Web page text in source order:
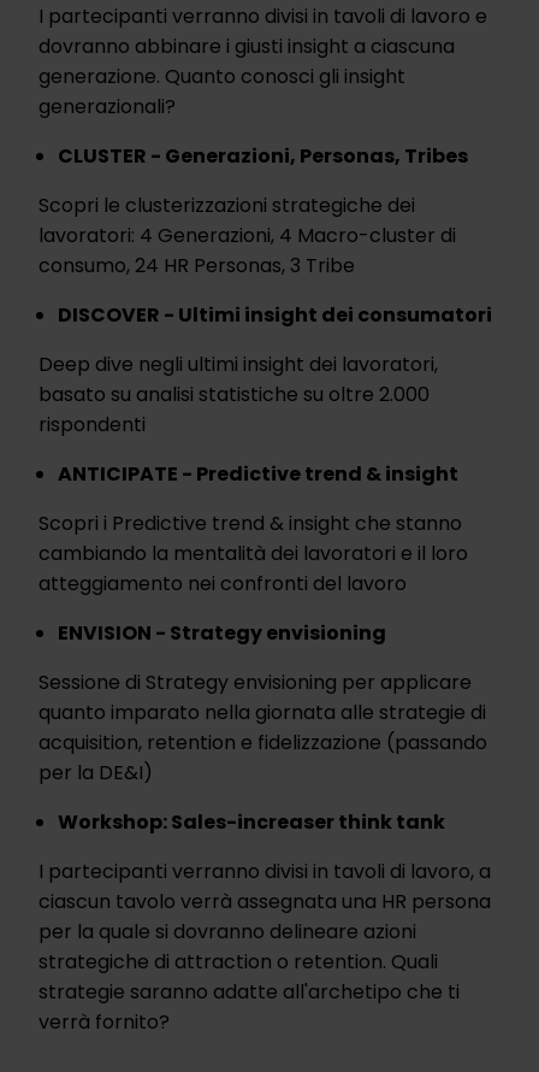
I partecipanti verranno divisi in tavoli di lavoro e
dovranno abbinare i giusti insight a ciascuna
generazione. Quanto conosci gli insight
generazionali?
CLUSTER - Generazioni, Personas, Tribes
Scopri le clusterizzazioni strategiche dei
lavoratori: 4 Generazioni, 4 Macro-cluster di
consumo, 24 HR Personas, 3 Tribe
DISCOVER - Ultimi insight dei consumatori
Deep dive negli ultimi insight dei lavoratori,
basato su analisi statistiche su oltre 2.000
rispondenti
ANTICIPATE - Predictive trend & insight
Scopri i Predictive trend & insight che stanno
cambiando la mentalità dei lavoratori e il loro
atteggiamento nei confronti del lavoro
ENVISION - Strategy envisioning
Sessione di Strategy envisioning per applicare
quanto imparato nella giornata alle strategie di
acquisition, retention e fidelizzazione (passando
per la DE&I)
Workshop: Sales-increaser think tank
I partecipanti verranno divisi in tavoli di lavoro, a
ciascun tavolo verrà assegnata una HR persona
per la quale si dovranno delineare azioni
strategiche di attraction o retention. Quali
strategie saranno adatte all'archetipo che ti
verrà fornito?